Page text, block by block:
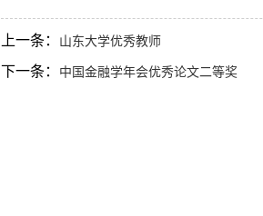
上一条： 山东大学优秀教师
下一条： 中国金融学年会优秀论文二等奖